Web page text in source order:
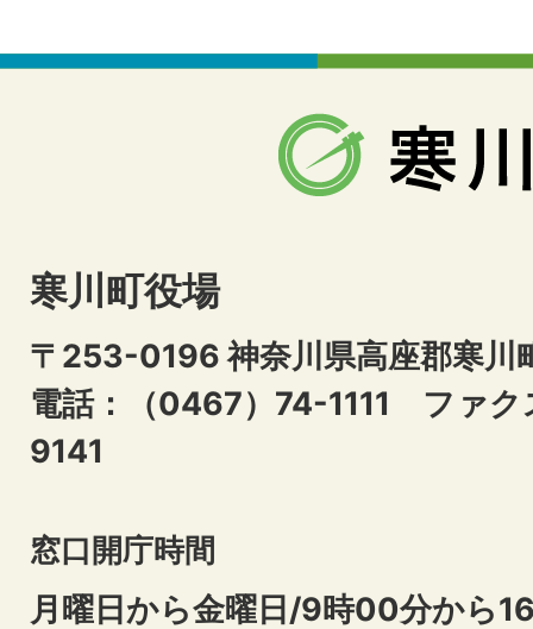
寒川町役場
〒253-0196 神奈川県高座郡寒川
電話：（0467）74-1111 ファ
9141
窓口開庁時間
月曜日から金曜日/9時00分から